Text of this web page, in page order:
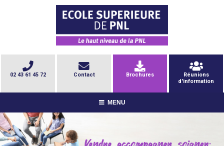
Réunions
d'information
Brochures
Contact
02 43 61 45 72
MENU